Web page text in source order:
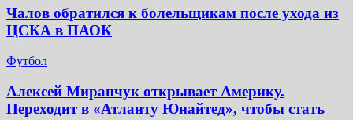
Чалов обратился к болельщикам после ухода из
ЦСКА в ПАОК
Футбол
Алексей Миранчук открывает Америку.
Переходит в «Атланту Юнайтед», чтобы стать